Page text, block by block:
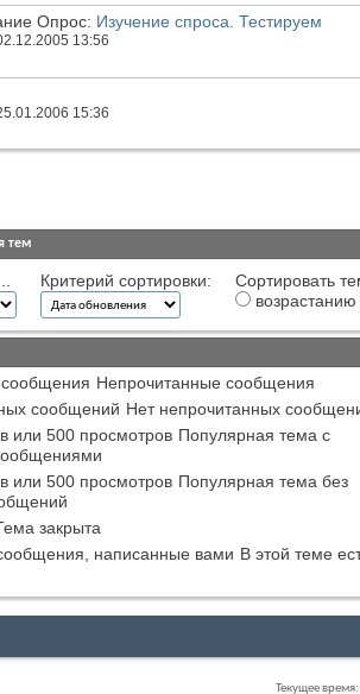
Опрос: Изучение спроса. Тестируем
13:56
15:36
тем
Критерий сортировки:
Сортировать
возрастанию
Непрочитанные сообщения
Нет непрочитанных
Популярная тема с
Популярная тема без
закрыта
В этой теме
Текущее время: